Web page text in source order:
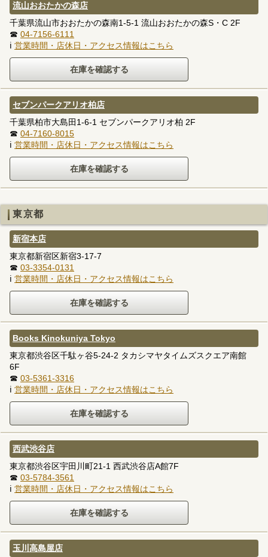
流山おおたかの森店
千葉県流山市おおたかの森南1-5-1 流山おおたかの森S・C 2F
☎ 04-7156-6111
ℹ 営業時間・店休日・アクセス情報はこちら
セブンパークアリオ柏店
千葉県柏市大島田1-6-1 セブンパークアリオ柏 2F
☎ 04-7160-8015
ℹ 営業時間・店休日・アクセス情報はこちら
東京都
新宿本店
東京都新宿区新宿3-17-7
☎ 03-3354-0131
ℹ 営業時間・店休日・アクセス情報はこちら
Books Kinokuniya Tokyo
東京都渋谷区千駄ヶ谷5-24-2 タカシマヤタイムズスクエア南館
6F
☎ 03-5361-3316
ℹ 営業時間・店休日・アクセス情報はこちら
西武渋谷店
東京都渋谷区宇田川町21-1 西武渋谷店A館7F
☎ 03-5784-3561
ℹ 営業時間・店休日・アクセス情報はこちら
玉川高島屋店